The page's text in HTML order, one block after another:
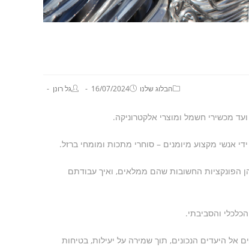
גל רונן 16/07/2024 הבלוג שלנו
מכשירי חשמל ומוצרי אלקטרוניקה.
אנשי מקצוע מיומנים – סוחרי מתכות ומומחי ברזל.
הפונקציות החשובות שהם ממלאים, ואיך עבודתם
והסביבתי.
היעדים הנכונים, תוך שמירה על יעילות, בטיחות